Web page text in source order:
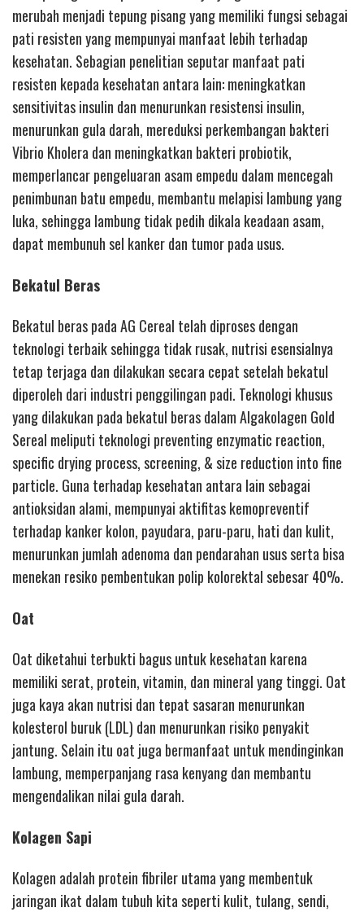
merubah menjadi tepung pisang yang memiliki fungsi sebagai
pati resisten yang mempunyai manfaat lebih terhadap
kesehatan. Sebagian penelitian seputar manfaat pati
resisten kepada kesehatan antara lain: meningkatkan
sensitivitas insulin dan menurunkan resistensi insulin,
menurunkan gula darah, mereduksi perkembangan bakteri
Vibrio Kholera dan meningkatkan bakteri probiotik,
memperlancar pengeluaran asam empedu dalam mencegah
penimbunan batu empedu, membantu melapisi lambung yang
luka, sehingga lambung tidak pedih dikala keadaan asam,
dapat membunuh sel kanker dan tumor pada usus.
Bekatul Beras
Bekatul beras pada AG Cereal telah diproses dengan
teknologi terbaik sehingga tidak rusak, nutrisi esensialnya
tetap terjaga dan dilakukan secara cepat setelah bekatul
diperoleh dari industri penggilingan padi. Teknologi khusus
yang dilakukan pada bekatul beras dalam Algakolagen Gold
Sereal meliputi teknologi preventing enzymatic reaction,
specific drying process, screening, & size reduction into fine
particle. Guna terhadap kesehatan antara lain sebagai
antioksidan alami, mempunyai aktifitas kemopreventif
terhadap kanker kolon, payudara, paru-paru, hati dan kulit,
menurunkan jumlah adenoma dan pendarahan usus serta bisa
menekan resiko pembentukan polip kolorektal sebesar 40%.
Oat
Oat diketahui terbukti bagus untuk kesehatan karena
memiliki serat, protein, vitamin, dan mineral yang tinggi. Oat
juga kaya akan nutrisi dan tepat sasaran menurunkan
kolesterol buruk (LDL) dan menurunkan risiko penyakit
jantung. Selain itu oat juga bermanfaat untuk mendinginkan
lambung, memperpanjang rasa kenyang dan membantu
mengendalikan nilai gula darah.
Kolagen Sapi
Kolagen adalah protein fibriler utama yang membentuk
jaringan ikat dalam tubuh kita seperti kulit, tulang, sendi,